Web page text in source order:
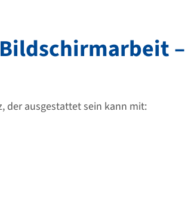
–
der ausgestattet sein kann mit: